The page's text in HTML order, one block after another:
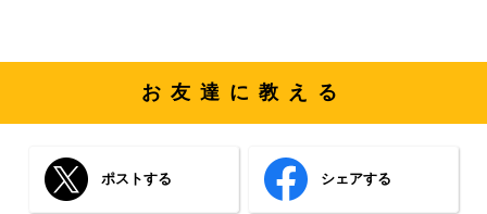
お友達に教える
ポストする シェアする